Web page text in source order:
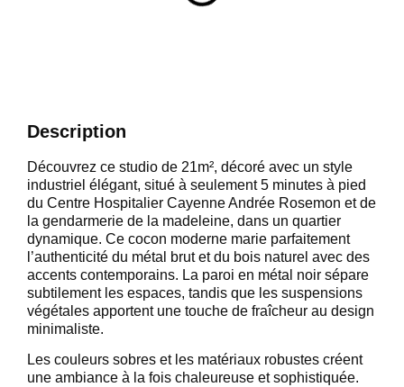
Description
Découvrez ce studio de 21m², décoré avec un style
industriel élégant, situé à seulement 5 minutes à pied
du Centre Hospitalier Cayenne Andrée Rosemon et de
la gendarmerie de la madeleine, dans un quartier
dynamique. Ce cocon moderne marie parfaitement
l’authenticité du métal brut et du bois naturel avec des
accents contemporains. La paroi en métal noir sépare
subtilement les espaces, tandis que les suspensions
végétales apportent une touche de fraîcheur au design
minimaliste.
Les couleurs sobres et les matériaux robustes créent
une ambiance à la fois chaleureuse et sophistiquée.